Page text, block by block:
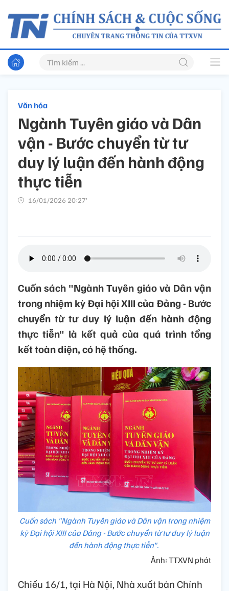
Văn hóa
Ngành Tuyên giáo và Dân
vận - Bước chuyển từ tư
duy lý luận đến hành động
thực tiễn
16/01/2026 20:27’
Cuốn sách "Ngành Tuyên giáo và Dân vận
trong nhiệm kỳ Đại hội XIII của Đảng - Bước
chuyển từ tư duy lý luận đến hành động
thực tiễn" là kết quả của quá trình tổng
kết toàn diện, có hệ thống.
Cuốn sách "Ngành Tuyên giáo và Dân vận trong nhiệm
kỳ Đại hội XIII của Đảng - Bước chuyển từ tư duy lý luận
đến hành động thực tiễn".
Ảnh: TTXVN phát
Chiều 16/1, tại Hà Nội, Nhà xuất bản Chính